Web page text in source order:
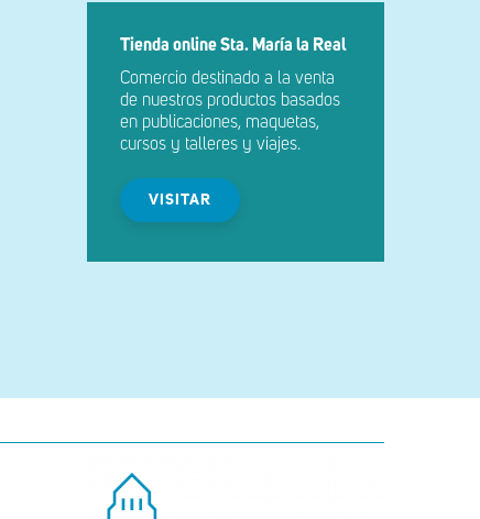
Tienda online Sta. María la Real
Comercio destinado a la venta
de nuestros productos basados
en publicaciones, maquetas,
cursos y talleres y viajes.
VISITAR